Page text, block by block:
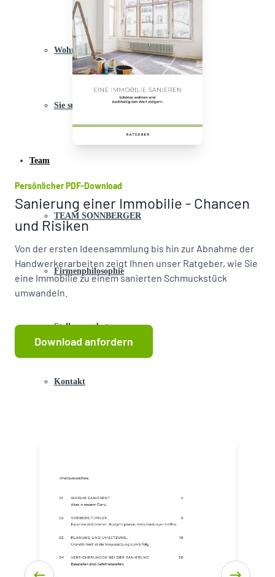
Wohnpark Sonnenstraße
Sie suchen? Wir finden!
Team
TEAM SONNBERGER
Firmenphilosophie
Stellenangebote
Kontakt
Sanierung einer Immobilie